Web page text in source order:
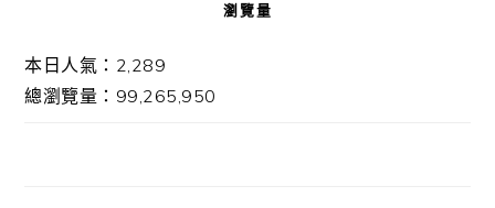
瀏覽量
本日人氣：2,289
總瀏覽量：99,265,950